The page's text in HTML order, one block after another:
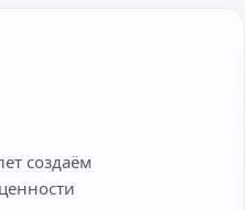
создаём